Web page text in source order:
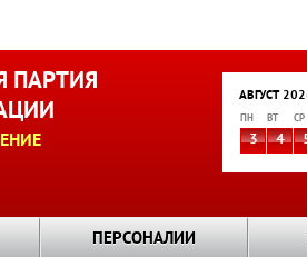
ПАРТИЯ
АВГУСТ
ПН ВТ СР
3 4
ПЕРСОНАЛИИ